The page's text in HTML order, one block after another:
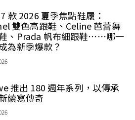
她只淡然地吐出一句：「就是繼
。」
款 2026 夏季焦點鞋履：
雙色高跟鞋、Celine 芭蕾舞
、Prada 帆布細跟鞋⋯⋯哪一
為新季爆款？
推出 180 週年系列，以傳承
續寫傳奇